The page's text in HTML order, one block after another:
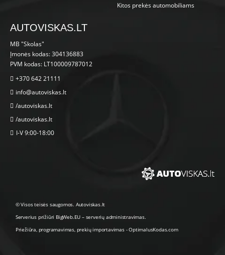
Kitos prekės automobiliams
AUTOVISKAS.LT
MB "Skolas"
Įmonės kodas: 304136883
PVM kodas: LT100009787012
+370 642 21111
info@autoviskas.lt
/autoviskas.lt
/autoviskas.lt
I-V 9:00-18:00
© Visos teisės saugomos. Autoviskas.lt
Serverius prižiūri BigWeb.EU – serverių administravimas.
Priežiūra, programavimas prekių importavimas-OptimalusKodas.com